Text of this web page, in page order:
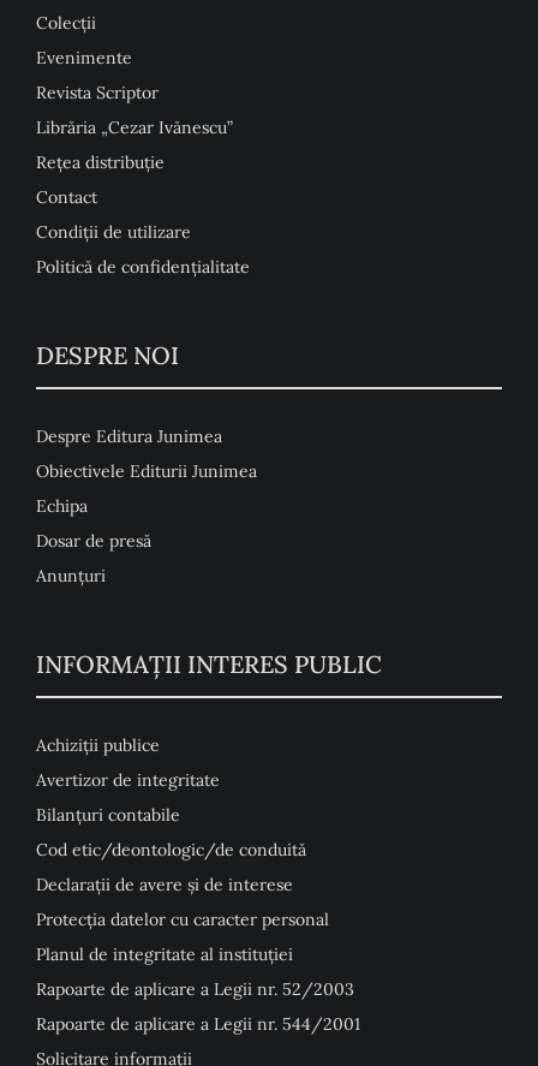
Colecţii
Evenimente
Revista Scriptor
Librăria „Cezar Ivănescu”
Rețea distribuție
Contact
Condiţii de utilizare
Politică de confidențialitate
DESPRE NOI
Despre Editura Junimea
Obiectivele Editurii Junimea
Echipa
Dosar de presă
Anunţuri
INFORMAȚII INTERES PUBLIC
Achiziții publice
Avertizor de integritate
Bilanțuri contabile
Cod etic/deontologic/de conduită
Declarații de avere și de interese
Protecția datelor cu caracter personal
Planul de integritate al instituției
Rapoarte de aplicare a Legii nr. 52/2003
Rapoarte de aplicare a Legii nr. 544/2001
Solicitare informații